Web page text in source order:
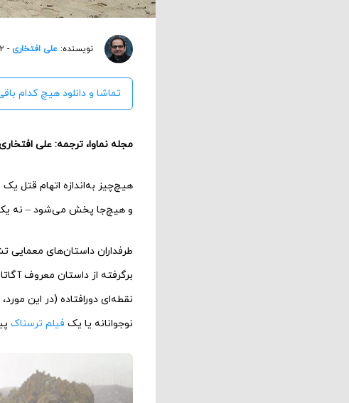
نویسنده: علی افتخاری - ۱۲ اردیبهشت ۱۴۰۲ - ۹:۲۴ ب.ظ
تماشا و دانلود هیچ‌ کدام
مجله نماوا، ترجمه: علی
هیچ‌چیز به‌اندازه اتهام قتل
و هیچ‌جا پخش می‌شود – نه یک بلکه ۱۰ اتهام قتلِ بدون مجازات را طرح کند، چه
طرفداران داستان‌های
برگرفته از داستان معروف
نقطه‌ای دورافتاده (در این
نوجوانانه یا یک فیلم ترسناک